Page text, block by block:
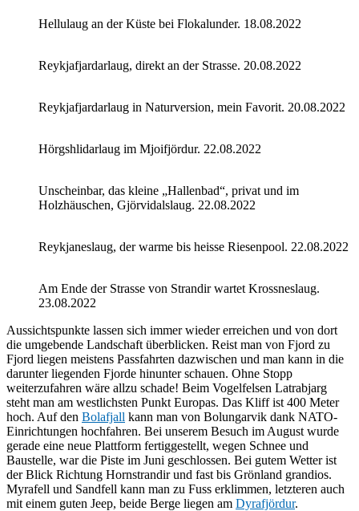
Hellulaug an der Küste bei Flokalunder. 18.08.2022
Reykjafjardarlaug, direkt an der Strasse. 20.08.2022
Reykjafjardarlaug in Naturversion, mein Favorit. 20.08.2022
Hörgshlidarlaug im Mjoifjördur. 22.08.2022
Unscheinbar, das kleine „Hallenbad“, privat und im
Holzhäuschen, Gjörvidalslaug. 22.08.2022
Reykjaneslaug, der warme bis heisse Riesenpool. 22.08.2022
Am Ende der Strasse von Strandir wartet Krossneslaug.
23.08.2022
Aussichtspunkte lassen sich immer wieder erreichen und von dort
die umgebende Landschaft überblicken. Reist man von Fjord zu
Fjord liegen meistens Passfahrten dazwischen und man kann in die
darunter liegenden Fjorde hinunter schauen. Ohne Stopp
weiterzufahren wäre allzu schade! Beim Vogelfelsen Latrabjarg
steht man am westlichsten Punkt Europas. Das Kliff ist 400 Meter
hoch. Auf den Bolafjall kann man von Bolungarvik dank NATO-
Einrichtungen hochfahren. Bei unserem Besuch im August wurde
gerade eine neue Plattform fertiggestellt, wegen Schnee und
Baustelle, war die Piste im Juni geschlossen. Bei gutem Wetter ist
der Blick Richtung Hornstrandir und fast bis Grönland grandios.
Myrafell und Sandfell kann man zu Fuss erklimmen, letzteren auch
mit einem guten Jeep, beide Berge liegen am Dyrafjördur.